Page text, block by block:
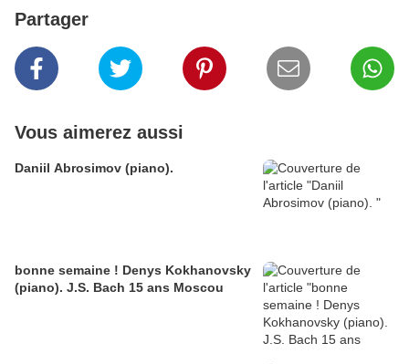
Partager
Vous aimerez aussi
Daniil Abrosimov (piano).
bonne semaine ! Denys Kokhanovsky
(piano). J.S. Bach 15 ans Moscou